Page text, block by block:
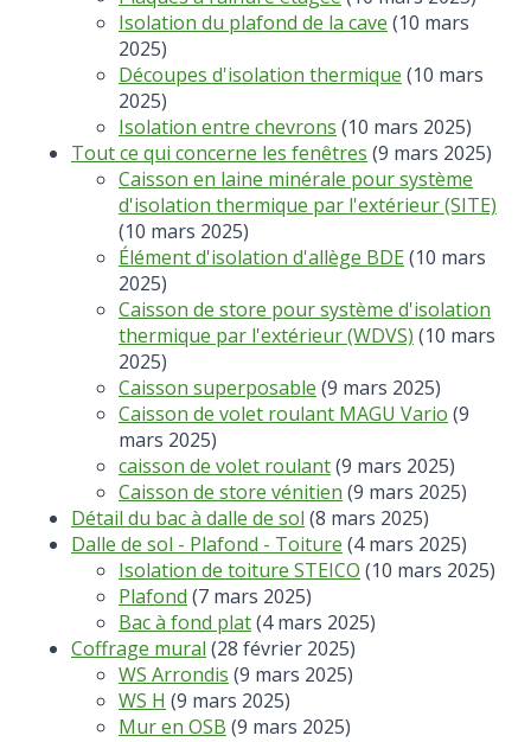
Isolation du plafond de la cave (10 mars
2025)
Découpes d'isolation thermique (10 mars
2025)
Isolation entre chevrons (10 mars 2025)
Tout ce qui concerne les fenêtres (9 mars 2025)
Caisson en laine minérale pour système
d'isolation thermique par l'extérieur (SITE)
(10 mars 2025)
Élément d'isolation d'allège BDE (10 mars
2025)
Caisson de store pour système d'isolation
thermique par l'extérieur (WDVS) (10 mars
2025)
Caisson superposable (9 mars 2025)
Caisson de volet roulant MAGU Vario (9
mars 2025)
caisson de volet roulant(9 mars 2025)
Caisson de store vénitien (9 mars 2025)
Détail du bac à dalle de sol (8 mars 2025)
Dalle de sol - Plafond - Toiture (4 mars 2025)
Isolation de toiture STEICO (10 mars 2025)
Plafond (7 mars 2025)
Bac à fond plat(4 mars 2025)
Coffrage mural (28 février 2025)
WS Arrondis (9 mars 2025)
WS H (9 mars 2025)
Mur en OSB (9 mars 2025)